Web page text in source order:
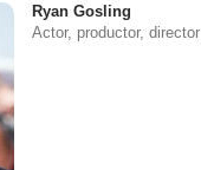
Ryan Gosling
Actor, productor, director